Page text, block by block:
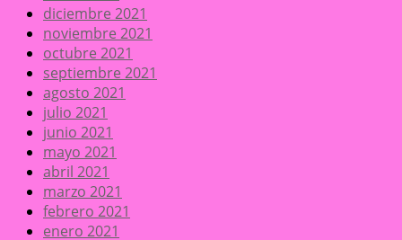
diciembre 2021
noviembre 2021
octubre 2021
septiembre 2021
agosto 2021
julio 2021
junio 2021
mayo 2021
abril 2021
marzo 2021
febrero 2021
enero 2021